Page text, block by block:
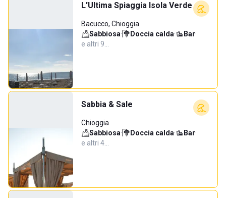
L'Ultima Spiaggia Isola Verde
Bacucco, Chioggia
Sabbiosa· Doccia calda· Bar·
e altri 9…
Sabbia & Sale
Chioggia
Sabbiosa· Doccia calda· Bar·
e altri 4…